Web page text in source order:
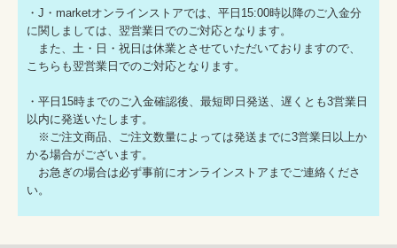
・J・marketオンラインストアでは、平日15:00時以降のご入金分
に関しましては、翌営業日でのご対応となります。
また、土・日・祝日は休業とさせていただいておりますので、
こちらも翌営業日でのご対応となります。
・平日15時までのご入金確認後、最短即日発送、遅くとも3営業日
以内に発送いたします。
※ご注文商品、ご注文数量によっては発送までに3営業日以上か
かる場合がございます。
お急ぎの場合は必ず事前にオンラインストアまでご連絡くださ
い。